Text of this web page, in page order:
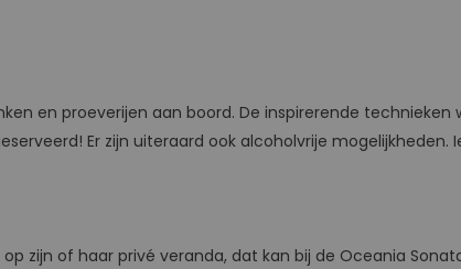
en proeverijen aan boord. De inspirerende
Er zijn uiteraard ook alcoholvrije
zijn of haar privé veranda, dat kan bij de Oceania